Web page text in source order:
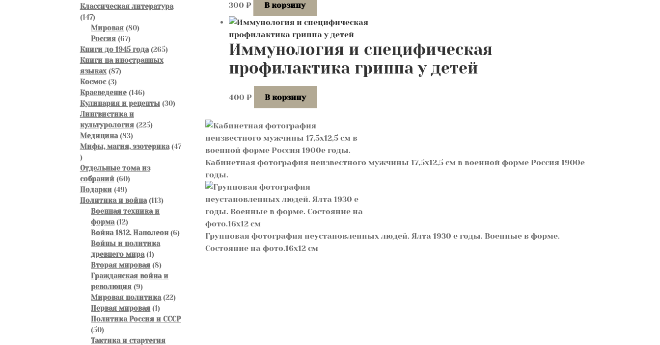
300 ₽ В корзину
Иммунология и специфическая
профилактика гриппа у детей
400 ₽ В корзину
Кабинетная фотография неизвестного мужчины 17,5х12,5 см в военной форме Россия 1900е
годы.
Групповая фотография неустановленных людей. Ялта 1930 е годы. Военные в форме.
Состояние на фото.16х12 см
товаров
Классическая литература
147147
товаров
Мировая 8080
Россия 6767
товаров
Книги до 1945 года 265265
Книги на иностранных
языках 8787
Космос 33
товара
Краеведение 146146
товаров
Кулинария и рецепты 3030
Лингвистика и
культурология 225225
Медицина 8383
товара
Мифы, магия, эзотерика 47
47
товаров
Отдельные тома из
собраний 6060
товаров
Подарки 4949
товаров
Политика и война 113113
Военная техника и
форма 1212
товаров
Война 1812. Наполеон 66
Войны и политика
древнего мира 11
товар
Вторая мировая 88
товаров
Гражданская война и
революция 99
товаров
Мировая политика 2222
Первая мировая 11
товар
Политика Россия и СССР
5050
товаров
Тактика и стартегия